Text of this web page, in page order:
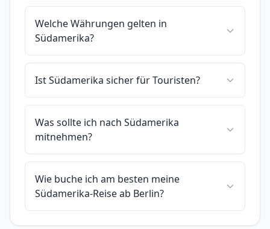
Welche Währungen gelten in
Südamerika?
Ist Südamerika sicher für Touristen?
Was sollte ich nach Südamerika
mitnehmen?
Wie buche ich am besten meine
Südamerika-Reise ab Berlin?